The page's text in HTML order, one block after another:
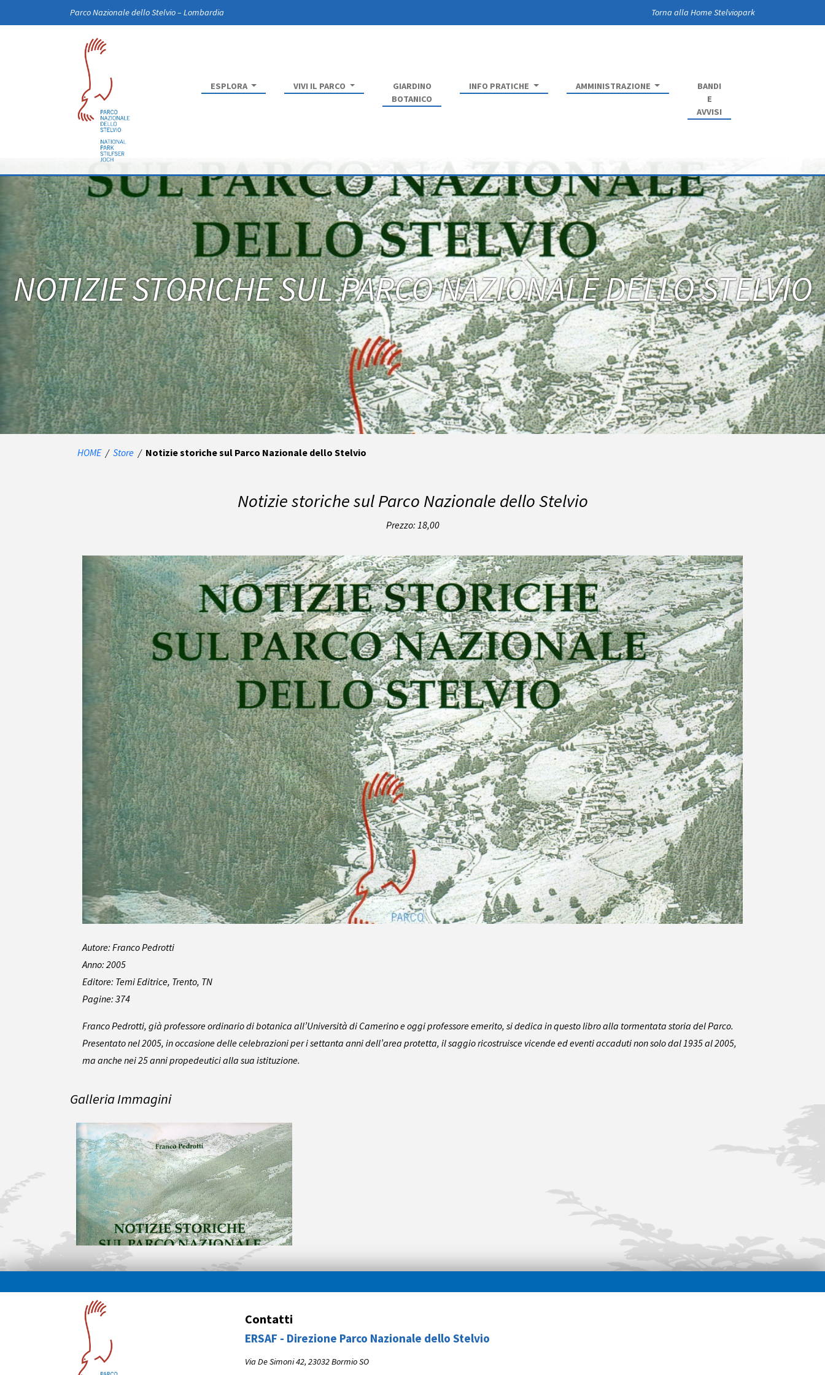
Skip to main contentParco Nazionale dello Stelvio – Lombardia Torna alla Home Stelviopark
ESPLORA VIVI IL PARCO
GIARDINO
BOTANICO
INFO PRATICHE AMMINISTRAZIONE
BANDI
E
AVVISI
NOTIZIE STORICHE SUL PARCO NAZIONALE DELLO STELVIO
HOME / Store / Notizie storiche sul Parco Nazionale dello Stelvio
Notizie storiche sul Parco Nazionale dello Stelvio
Prezzo: 18,00
Autore: Franco Pedrotti
Anno: 2005
Editore: Temi Editrice, Trento, TN
Pagine: 374
Franco Pedrotti, già professore ordinario di botanica all’Università di Camerino e oggi professore emerito, si dedica in questo libro alla tormentata storia del Parco.
Presentato nel 2005, in occasione delle celebrazioni per i settanta anni dell’area protetta, il saggio ricostruisce vicende ed eventi accaduti non solo dal 1935 al 2005,
ma anche nei 25 anni propedeutici alla sua istituzione.
Galleria Immagini
Contatti
ERSAF - Direzione Parco Nazionale dello Stelvio
Via De Simoni 42, 23032 Bormio SO